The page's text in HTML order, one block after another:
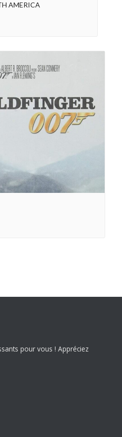
AMERICA
pour vous ! Appréciez